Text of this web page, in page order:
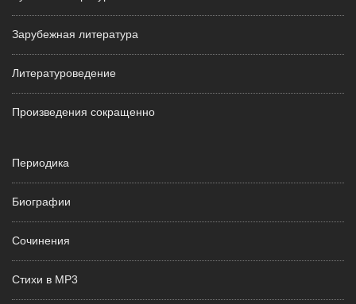
Зарубежная литература
Литературоведение
Произведения сокращенно
Периодика
Биографии
Сочинения
Стихи в MP3